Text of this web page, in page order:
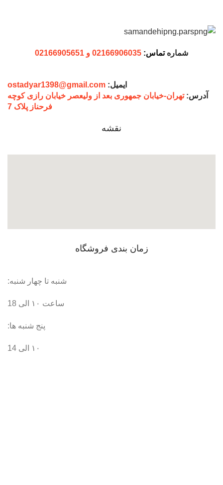
شمارهتماس: 02166906035 و 02166905651
ایمیل: ostadyar1398@gmail.com
آدرس:تهران-خیابان جمهوری بعد از ولیعصر خیابان رازی کوچه
فرحناز پلاک 7
نقشه
زمان بندی فروشگاه
شنبه تا چهار شنبه:
ساعت ۱۰ الی 18
پنج شنبه ها:
۱۰ الی 14